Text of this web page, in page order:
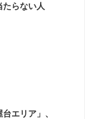
たらない人
エリア」、